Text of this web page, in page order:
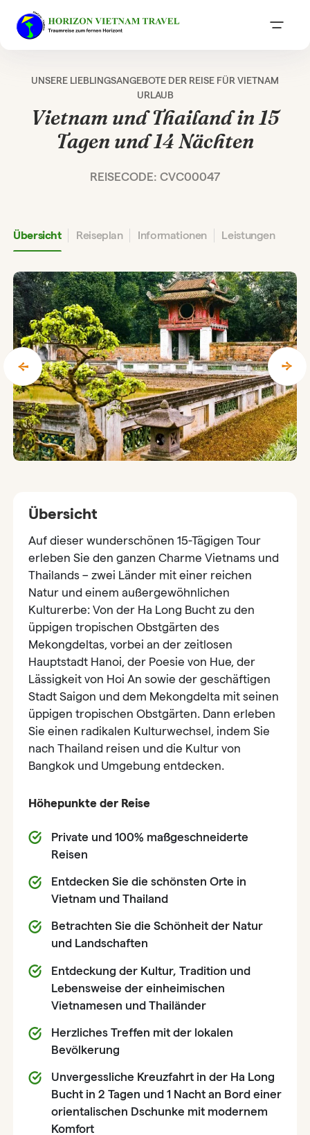
UNSERE LIEBLINGSANGEBOTE DER REISE FÜR VIETNAM
URLAUB
Vietnam und Thailand in 15
Tagen und 14 Nächten
REISECODE: CVC00047
Übersicht Reiseplan Informationen Leistungen
Übersicht
Auf dieser wunderschönen 15-Tägigen Tour
erleben Sie den ganzen Charme Vietnams und
Thailands – zwei Länder mit einer reichen
Natur und einem außergewöhnlichen
Kulturerbe: Von der Ha Long Bucht zu den
üppigen tropischen Obstgärten des
Mekongdeltas, vorbei an der zeitlosen
Hauptstadt Hanoi, der Poesie von Hue, der
Lässigkeit von Hoi An sowie der geschäftigen
Stadt Saigon und dem Mekongdelta mit seinen
üppigen tropischen Obstgärten. Dann erleben
Sie einen radikalen Kulturwechsel, indem Sie
nach Thailand reisen und die Kultur von
Bangkok und Umgebung entdecken.
Höhepunkte der Reise
Private und 100% maßgeschneiderte
Reisen
Entdecken Sie die schönsten Orte in
Vietnam und Thailand
Betrachten Sie die Schönheit der Natur
und Landschaften
Entdeckung der Kultur, Tradition und
Lebensweise der einheimischen
Vietnamesen und Thailänder
Herzliches Treffen mit der lokalen
Bevölkerung
Unvergessliche Kreuzfahrt in der Ha Long
Bucht in 2 Tagen und 1 Nacht an Bord einer
orientalischen Dschunke mit modernem
Komfort